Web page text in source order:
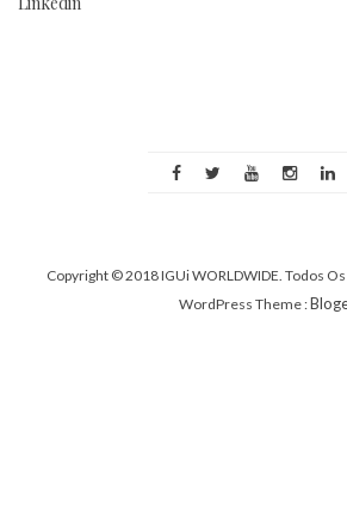
Copyright © 2018 IGUi WORLDWIDE. Todos
WordPress Theme :